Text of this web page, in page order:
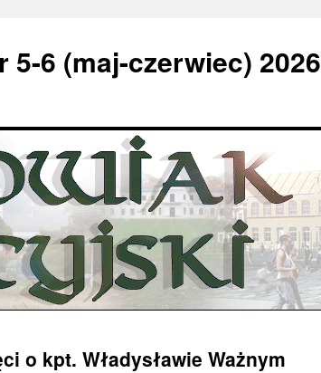
6 (maj-czerwiec) 2026
o kpt. Władysławie Ważnym